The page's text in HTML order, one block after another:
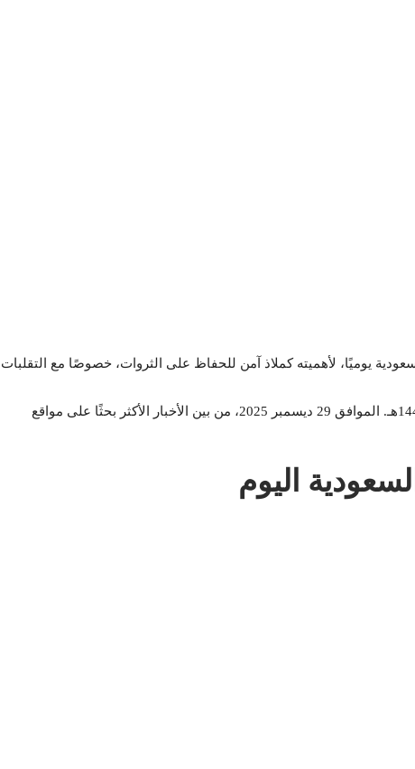
يوميًا، لأهميته كملاذ آمن للحفاظ على الثروات، خصوصًا مع التقلبات
ويأتي سعر الذهب في السعودية اليوم الإثنين 9 رجب 1447هـ. الموافق 29 ديسمبر 2025، من بين الأخبار الأكثر بحثًا على مواقع
اليوم